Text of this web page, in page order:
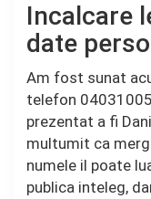
Incalcare
date
Am fost sunat
telefon
prezentat a fi
multumit ca
numele il poate
publica inteleg,